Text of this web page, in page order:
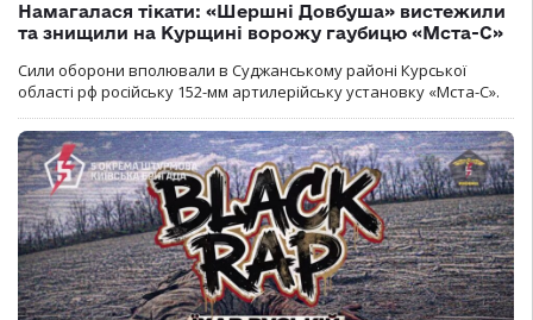
Намагалася тікати: «Шершні Довбуша» вистежили
та знищили на Курщині ворожу гаубицю «Мста-С»
Сили оборони вполювали в Суджанському районі Курської
області рф російську 152-мм артилерійську установку «Мста-С».